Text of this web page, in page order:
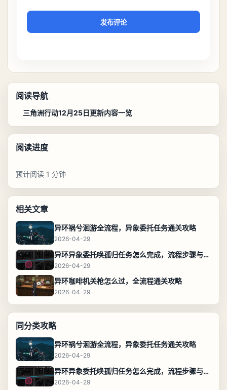
发布评论
阅读导航
三角洲行动12月25日更新内容一览
阅读进度
预计阅读 1 分钟
相关文章
异环祸兮洄游全流程，异象委托任务通关攻略
2026-04-29
异环异象委托唤孤归任务怎么完成，流程步骤与位置攻略
2026-04-29
异环咖啡机关枪怎么过，全流程通关攻略
2026-04-29
同分类攻略
异环祸兮洄游全流程，异象委托任务通关攻略
2026-04-29
异环异象委托唤孤归任务怎么完成，流程步骤与位置攻略
2026-04-29